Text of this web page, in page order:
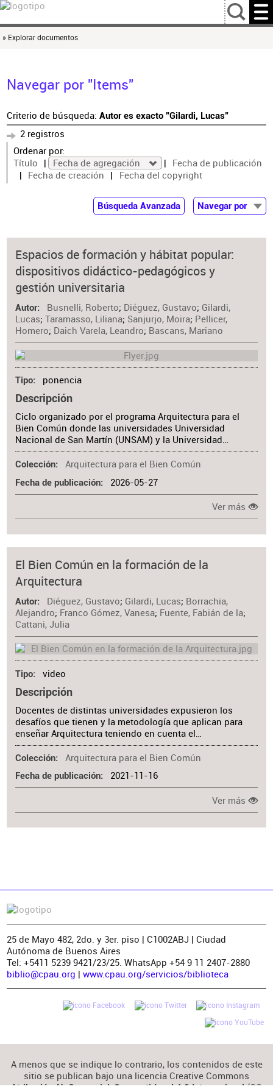
…
» Explorar documentos
Navegar por "Items"
Criterio de búsqueda: Autor es exacto "Gilardi, Lucas"
2 registros
Ordenar por:
Título
Fecha de agregación
Fecha de publicación
Fecha de creación
Fecha del copyright
Búsqueda Avanzada
Navegar por
Autor
Colaborador
Materia
Espacios de formación y hábitat popular:
dispositivos didáctico-pedagógicos y
gestión universitaria
Autor Busnelli, Roberto; Diéguez, Gustavo; Gilardi,
Lucas;Taramasso, Liliana; Sanjurjo, Moira; Pellicer,
Homero; Daich Varela, Leandro; Bascans, Mariano
Tipo ponencia
Descripción
Ciclo organizado por el programa Arquitectura para el
Bien Común donde las universidades Universidad
Nacional de San Martín (UNSAM) y la Universidad…
Colección Arquitectura para el Bien Común
Fecha de publicación 2026-05-27
Ver más
El Bien Común en la formación de la
Arquitectura
Autor Diéguez, Gustavo; Gilardi, Lucas; Borrachia,
Alejandro; Franco Gómez, Vanesa; Fuente, Fabián de la;
Cattani, Julia
Tipo video
Descripción
Docentes de distintas universidades expusieron los
desafíos que tienen y la metodología que aplican para
enseñar Arquitectura teniendo en cuenta el…
Colección Arquitectura para el Bien Común
Fecha de publicación 2021-11-16
Ver más
25 de Mayo 482, 2do. y 3er. piso | C1002ABJ | Ciudad
Autónoma de Buenos Aires
Tel: +5411 5239 9421/23/25. WhatsApp +54 9 11 2407-2880
biblio@cpau.org | www.cpau.org/servicios/biblioteca
A menos que se indique lo contrario, los contenidos de este
sitio se publican bajo una licencia Creative Commons
Atribución-NoComercial-CompartirIgual 4.0 Internacional(CC